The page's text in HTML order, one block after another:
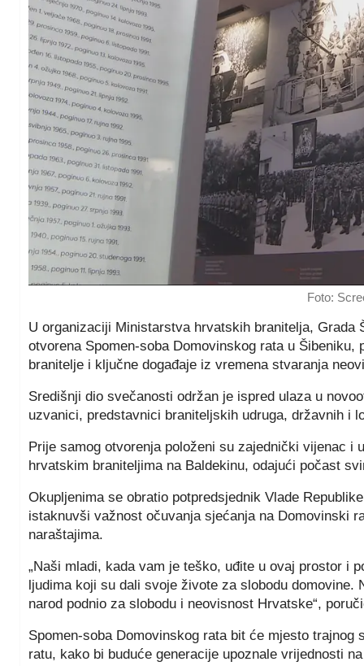
Foto:
U organizaciji Ministarstva hrvatskih branitelja,
otvorena Spomen-soba Domovinskog rata u
branitelje i ključne događaje iz vremena stvaranja
Središnji dio svečanosti održan je ispred ulaza u
uzvanici, predstavnici braniteljskih udruga, državnih i
Prije samog otvorenja položeni su zajednički vijenac i
hrvatskim braniteljima na Baldekinu, odajući počast
Okupljenima se obratio potpredsjednik Vlade
istaknuvši važnost očuvanja sjećanja na Domovinski
naraštajima.
„Naši mladi, kada vam je teško, uđite u ovaj prostor i
ljudima koji su dali svoje živote za slobodu
narod podnio za slobodu i neovisnost Hrvatske“,
Spomen-soba Domovinskog rata bit će mjesto
ratu, kako bi buduće generacije upoznale vrijednosti